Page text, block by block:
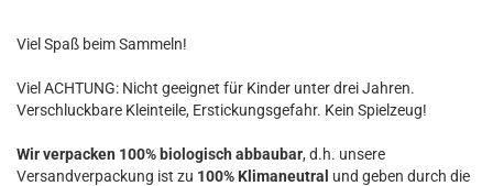
Viel Spaß beim Sammeln!
Viel ACHTUNG: Nicht geeignet für Kinder unter drei Jahren.
Verschluckbare Kleinteile, Erstickungsgefahr. Kein Spielzeug!
Wir verpacken 100% biologisch abbaubar, d.h. unsere
Versandverpackung ist zu 100% Klimaneutral und geben durch die